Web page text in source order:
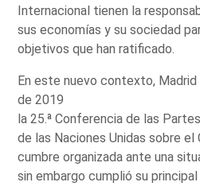
Internacional tienen la
sus economías y su sociedad
objetivos que han ratificado.
En este nuevo contexto,
de 2019
la 25.ª Conferencia de las
de las Naciones Unidas sobre el
cumbre organizada ante una
sin embargo cumplió su